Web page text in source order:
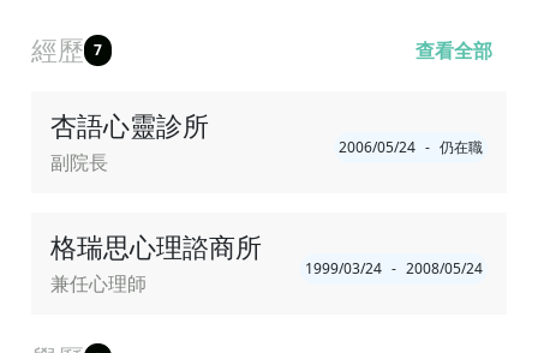
經歷 7 查看全部
杏語心靈診所
副院長
2006/05/24 - 仍在職
格瑞思心理諮商所
兼任心理師
1999/03/24 - 2008/05/24